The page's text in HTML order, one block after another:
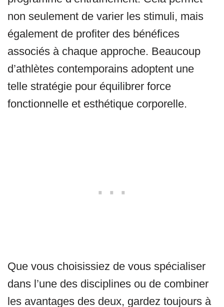
non seulement de varier les stimuli, mais
également de profiter des bénéfices
associés à chaque approche. Beaucoup
d’athlètes contemporains adoptent une
telle stratégie pour équilibrer force
fonctionnelle et esthétique corporelle.
Que vous choisissiez de vous spécialiser
dans l’une des disciplines ou de combiner
les avantages des deux, gardez toujours à